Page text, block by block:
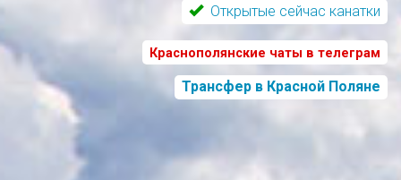
содержанию
Открытые сейчас канатки
Краснополянские чаты в телеграм
Трансфер в Красной Поляне